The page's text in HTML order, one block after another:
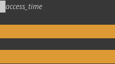
access_time